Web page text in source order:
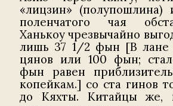
«лицзин»
поленчатого чая
Ханькоу чрезвычайно
лишь 37 1/2 фын [В лане
цянов или 100 фын;
фын равен
копейкам.] со ста гинов
до Кяхты. Китайцы же,